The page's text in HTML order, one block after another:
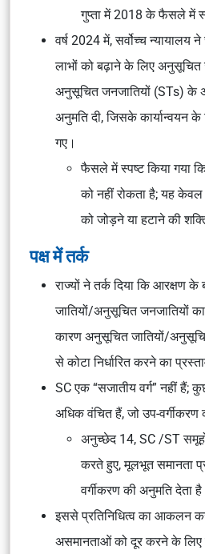
गुप्ता में 2018 के फैसले में
वर्ष 2024 में, सर्वोच्च न्यायालय
लाभों को बढ़ाने के लिए
अनुसूचित जनजातियों (STs) के
अनुमति दी, जिसके कार्यान्वयन के
गए।
फैसले में स्पष्ट किया गया
को नहीं रोकता है; यह केवल
को जोड़ने या हटाने की
पक्ष में तर्क
राज्यों ने तर्क दिया कि आरक्षण
जातियों/अनुसूचित जनजातियों
कारण अनुसूचित जातियों/
से कोटा निर्धारित करने का
SC एक “सजातीय वर्ग” नहीं हैं;
अधिक वंचित हैं, जो उप-वर्गीकरण
अनुच्छेद 14, SC /ST
करते हुए, मूलभूत समानता
वर्गीकरण की अनुमति देता
इससे प्रतिनिधित्व का आकलन
असमानताओं को दूर करने के लिए